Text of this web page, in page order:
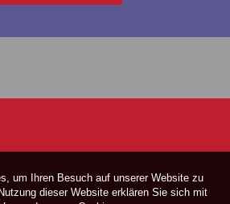
um Ihren Besuch auf unserer Website zu
dieser Website erklären Sie sich mit